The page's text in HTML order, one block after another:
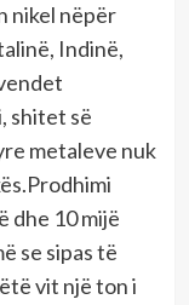
nikel nëpër
Indinë,
shitet së
metaleve nuk
dhe 10 mijë
se sipas të
vit një ton i